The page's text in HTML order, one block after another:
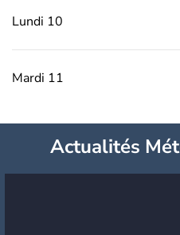
Lundi 10
Mardi 11
Actualités